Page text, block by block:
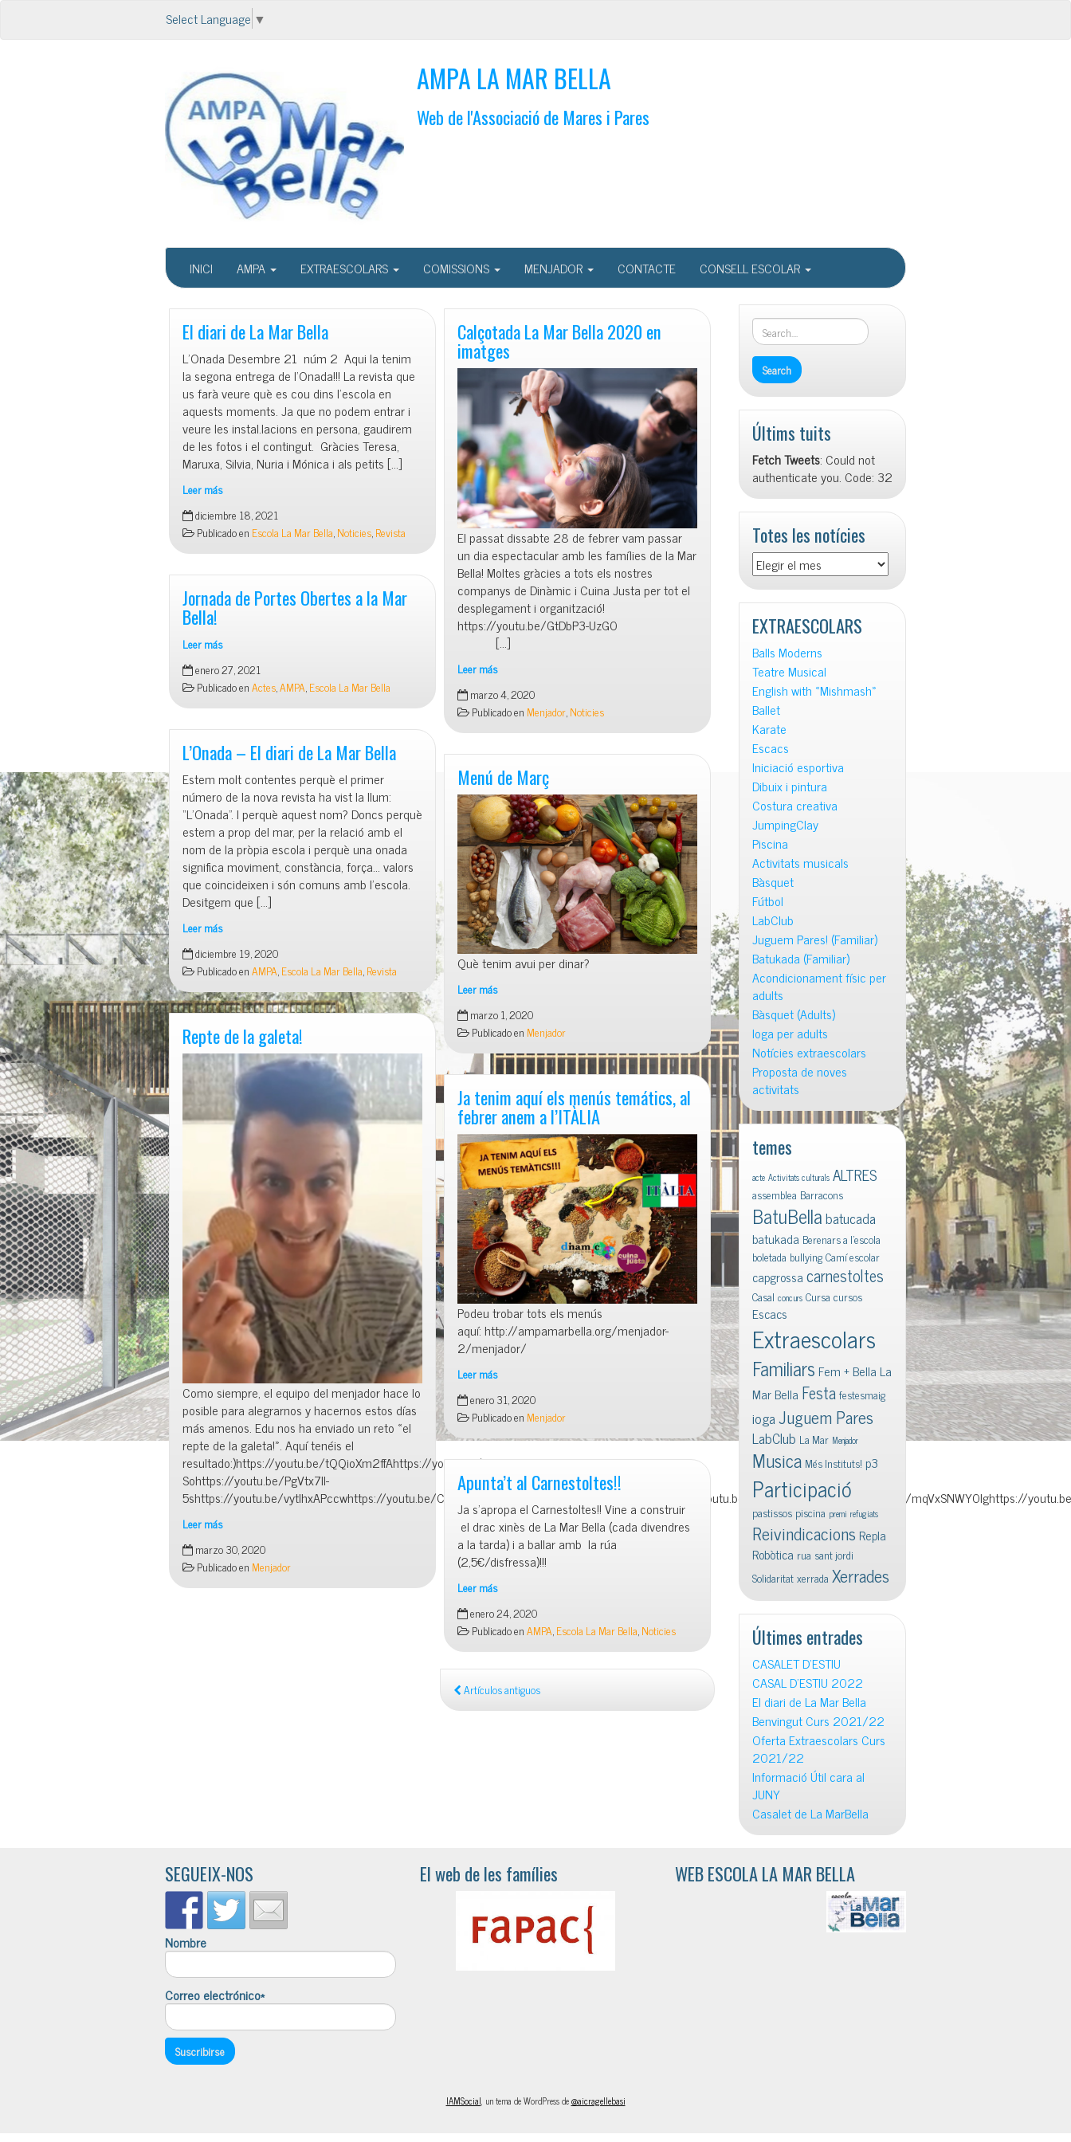
Select Language ▼
AMPA LA MAR BELLA
Web de l'Associació de Mares i Pares
INICI AMPA EXTRAESCOLARS COMISSIONS MENJADOR CONTACTE CONSELL ESCOLAR
El diari de La Mar Bella
L’Onada Desembre 21 núm 2 Aqui la tenim
la segona entrega de l’Onada!!! La revista que
us farà veure què es cou dins l’escola en
aquests moments. Ja que no podem entrar i
veure les instal.lacions en persona, gaudirem
de les fotos i el contingut. Gràcies Teresa,
Maruxa, Silvia, Nuria i Mónica i als petits […]
Leer más
El
diari
de
La
Mar
Bella
diciembre 18, 2021
Publicado en Escola La Mar Bella,Noticies,Revista
Jornada de Portes Obertes a la Mar
Bella!
Leer más
Jornada
de
Portes
Obertes
a
la
Mar
Bella!
enero 27, 2021
Publicado enActes,AMPA,Escola La Mar Bella
L’Onada – El diari de La Mar Bella
Estem molt contentes perquè el primer
número de la nova revista ha vist la llum:
“L’Onada”. I perquè aquest nom? Doncs perquè
estem a prop del mar, per la relació amb el
nom de la pròpia escola i perquè una onada
significa moviment, constància, força… valors
que coincideixen i són comuns amb l’escola.
Desitgem que […]
Leer más
L’Onada
–
El
diari
de
La
Mar
Bella
diciembre 19, 2020
Publicado enAMPA,Escola La Mar Bella,Revista
Repte de la galeta!
Como siempre, el equipo del menjador hace lo
posible para alegrarnos y hacernos estos días
más amenos. Edu nos ha enviado un reto «el
repte de la galeta!». Aquí tenéis el
resultado:)https://youtu.be/tQQioXm2ffAhttps://youtu.be/o4L8D7eX-
Sohttps://youtu.be/PgVtx7ll-
5shttps://youtu.be/vytlhxAPccwhttps://youtu.be/Cm8hXOzq1ckhttps://youtu.be/BieYrxI01vYhttps://youtu.be/Mh5ptc7u1KYhttps://youtu.be/mqVxSNWY0Ighttps://
Leer más
Repte
de
la
galeta!
marzo 30, 2020
Publicado en Menjador
Calçotada La Mar Bella 2020 en
imatges
El passat dissabte 28 de febrer vam passar
un dia espectacular amb les famílies de la Mar
Bella! Moltes gràcies a tots els nostres
companys de Dinàmic i Cuina Justa per tot el
desplegament i organització!
https://youtu.be/GtDbP3-UzG0
[…]
Leer más
Calçotada
La
Mar
Bella
2020
en
imatges
marzo 4, 2020
Publicado en Menjador,Noticies
Menú de Març
Què tenim avui per dinar?
Leer más
Menú
de
Març
marzo 1, 2020
Publicado en Menjador
Ja tenim aquí els menús temátics, al
febrer anem a l’ITÀLIA
Podeu trobar tots els menús
aquí: http://ampamarbella.org/menjador-
2/menjador/
Leer más
Ja
tenim
aquí
els
menús
temátics,
al
febrer
anem
a
l’ITÀLIA
enero 31, 2020
Publicado en Menjador
Apunta’t al Carnestoltes!!
Ja s’apropa el Carnestoltes!! Vine a construir
el drac xinès de La Mar Bella (cada divendres
a la tarda) i a ballar amb la rúa
(2,5€/disfressa)!!!
Leer más
Apunta’t
al
Carnestoltes!!
enero 24, 2020
Publicado enAMPA,Escola La Mar Bella,Noticies
Artículos antiguos
Últims tuits
Fetch Tweets: Could not
authenticate you. Code: 32
Totes les notícies
Totes
les
notícies
EXTRAESCOLARS
Balls Moderns
Teatre Musical
English with «Mishmash»
Ballet
Karate
Escacs
Iniciació esportiva
Dibuix i pintura
Costura creativa
JumpingClay
Piscina
Activitats musicals
Bàsquet
Fútbol
LabClub
Juguem Pares! (Familiar)
Batukada (Familiar)
Acondicionament físic per
adults
Bàsquet (Adults)
Ioga per adults
Notícies extraescolars
Proposta de noves
activitats
temes
acte Activitats culturals ALTRES
assemblea Barracons
BatuBellabatucada
batukada Berenars a l'escola
boletada bullyingCamí escolar
capgrossacarnestoltes
Casal concurs Cursa cursos
Escacs
Extraescolars
Familiars Fem + Bella La
Mar Bella Festafestesmaig
iogaJuguem Pares
LabClub La Mar Menjador
Musica Més Instituts! p3
Participació
pastissos piscina premi refugiats
Reivindicacions Repla
Robòtica rua sant jordi
Solidaritatxerrada Xerrades
Últimes entrades
CASALET D’ESTIU
CASAL D’ESTIU 2022
El diari de La Mar Bella
Benvingut Curs 2021/22
Oferta Extraescolars Curs
2021/22
Informació Útil cara al
JUNY
Casalet de La MarBella
SEGUEIX-NOS
Nombre
Correo electrónico*
El web de les famílies WEB ESCOLA LA MAR BELLA
IAMSocial, un tema de WordPress de@aicragellebasi